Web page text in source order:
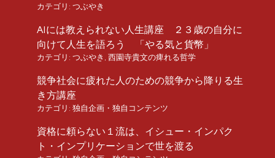
カテゴリ: つぶやき
AIには教えられない人生講座 ２３歳の自分に
向けて人生を語ろう 「やる気と貨幣」
カテゴリ: つぶやき , 西園寺貴文の痺れる哲学
競争社会に疲れた人のための競争から降りる生
き方講座
カテゴリ: 独自企画・独自コンテンツ
資格に頼らない１流は、イシュー・インパク
ト・インプリケーションで世を渡る